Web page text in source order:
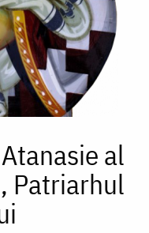
al
Patriarhul